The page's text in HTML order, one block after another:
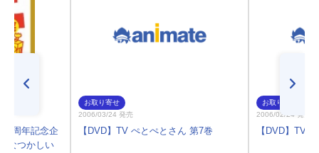
周年記念企
(なつかしい
お取り寄せ
2006/03/24 発売
【DVD】TV ぺとぺとさん 第7巻
お取り寄せ
2006/02/24 発売
【DVD】TV